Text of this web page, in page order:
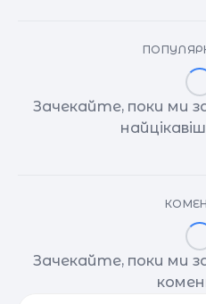
Зачекайте, поки ми
Зачекайте, поки ми